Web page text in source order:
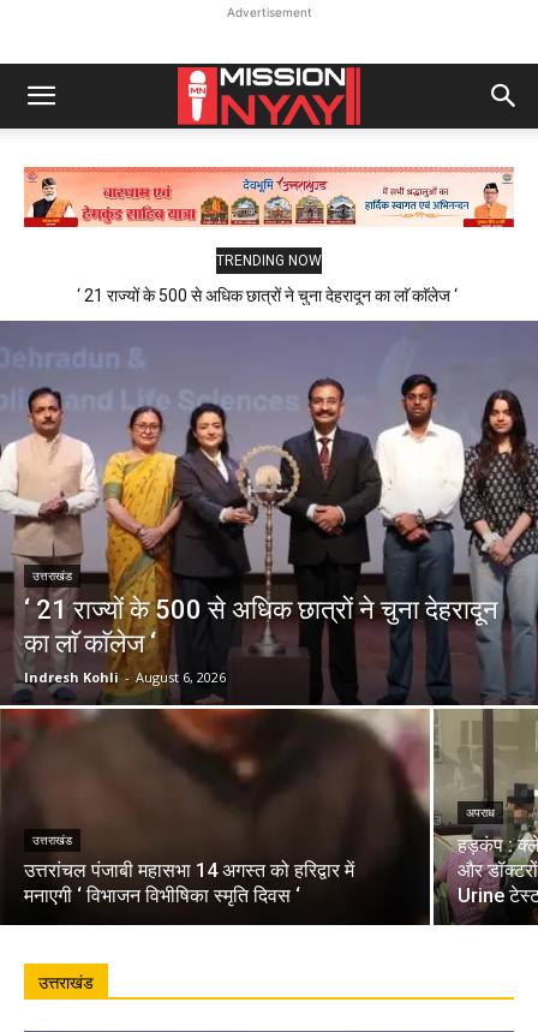
Advertisement
TRENDING NOW
‘ 21 राज्यों के 500 से अधिक छात्रों ने चुना देहरादून का लाॅ काॅलेज ‘
उत्तराखंड
‘ 21 राज्यों के 500 से अधिक छात्रों ने चुना देहरादून
का लाॅ काॅलेज ‘
Indresh Kohli - August 6, 2026
उत्तराखंड
उत्तरांचल पंजाबी महासभा 14 अगस्त को हरिद्वार में
मनाएगी ‘ विभाजन विभीषिका स्मृति दिवस ‘
अपराध
हड़कंप :
और
Urine
उत्तराखंड